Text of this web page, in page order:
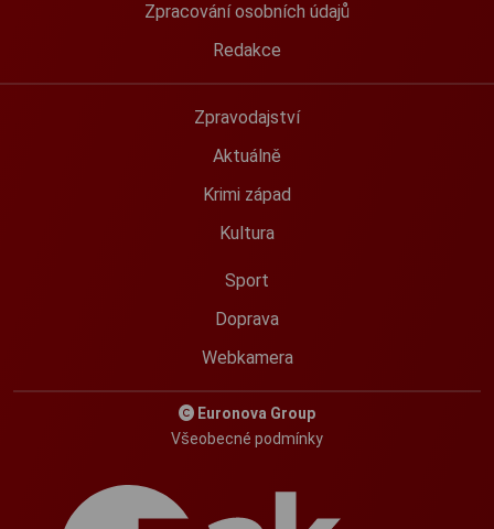
Zpracování osobních údajů
Redakce
Zpravodajství
Aktuálně
Krimi západ
Kultura
Sport
Doprava
Webkamera
Euronova Group
Všeobecné podmínky